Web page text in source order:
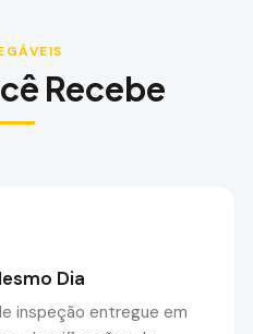
Recebe
Dia
inspeção entregue em